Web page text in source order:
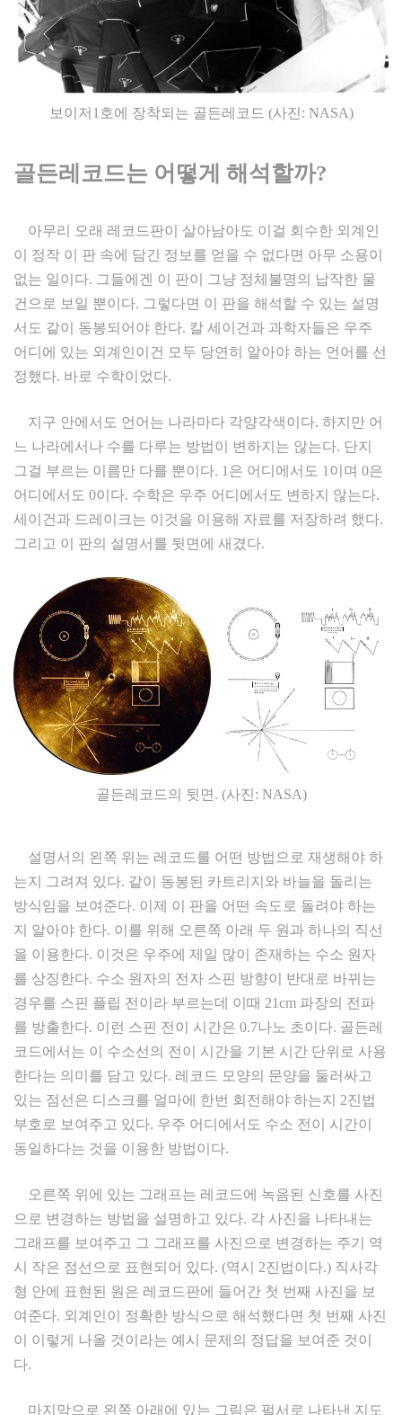
보이저1호에 장착되는 골든레코드 (사진: NASA)
골든레코드는 어떻게 해석할까?
아무리 오래 레코드판이 살아남아도 이걸 회수한 외계인
이 정작 이 판 속에 담긴 정보를 얻을 수 없다면 아무 소용이
없는 일이다. 그들에겐 이 판이 그냥 정체불명의 납작한 물
건으로 보일 뿐이다. 그렇다면 이 판을 해석할 수 있는 설명
서도 같이 동봉되어야 한다. 칼 세이건과 과학자들은 우주
어디에 있는 외계인이건 모두 당연히 알아야 하는 언어를 선
정했다. 바로 수학이었다.
지구 안에서도 언어는 나라마다 각양각색이다. 하지만 어
느 나라에서나 수를 다루는 방법이 변하지는 않는다. 단지
그걸 부르는 이름만 다를 뿐이다. 1은 어디에서도 1이며 0은
어디에서도 0이다. 수학은 우주 어디에서도 변하지 않는다.
세이건과 드레이크는 이것을 이용해 자료를 저장하려 했다.
그리고 이 판의 설명서를 뒷면에 새겼다.
골든레코드의 뒷면. (사진: NASA)
설명서의 왼쪽 위는 레코드를 어떤 방법으로 재생해야 하
는지 그려져 있다. 같이 동봉된 카트리지와 바늘을 돌리는
방식임을 보여준다. 이제 이 판을 어떤 속도로 돌려야 하는
지 알아야 한다. 이를 위해 오른쪽 아래 두 원과 하나의 직선
을 이용한다. 이것은 우주에 제일 많이 존재하는 수소 원자
를 상징한다. 수소 원자의 전자 스핀 방향이 반대로 바뀌는
경우를 스핀 플립 전이라 부르는데 이때 21cm 파장의 전파
를 방출한다. 이런 스핀 전이 시간은 0.7나노 초이다. 골든레
코드에서는 이 수소선의 전이 시간을 기본 시간 단위로 사용
한다는 의미를 담고 있다. 레코드 모양의 문양을 둘러싸고
있는 점선은 디스크를 얼마에 한번 회전해야 하는지 2진법
부호로 보여주고 있다. 우주 어디에서도 수소 전이 시간이
동일하다는 것을 이용한 방법이다.
오른쪽 위에 있는 그래프는 레코드에 녹음된 신호를 사진
으로 변경하는 방법을 설명하고 있다. 각 사진을 나타내는
그래프를 보여주고 그 그래프를 사진으로 변경하는 주기 역
시 작은 점선으로 표현되어 있다. (역시 2진법이다.) 직사각
형 안에 표현된 원은 레코드판에 들어간 첫 번째 사진을 보
여준다. 외계인이 정확한 방식으로 해석했다면 첫 번째 사진
이 이렇게 나올 것이라는 예시 문제의 정답을 보여준 것이
다.
마지막으로 왼쪽 아래에 있는 그림은 펄서로 나타낸 지도